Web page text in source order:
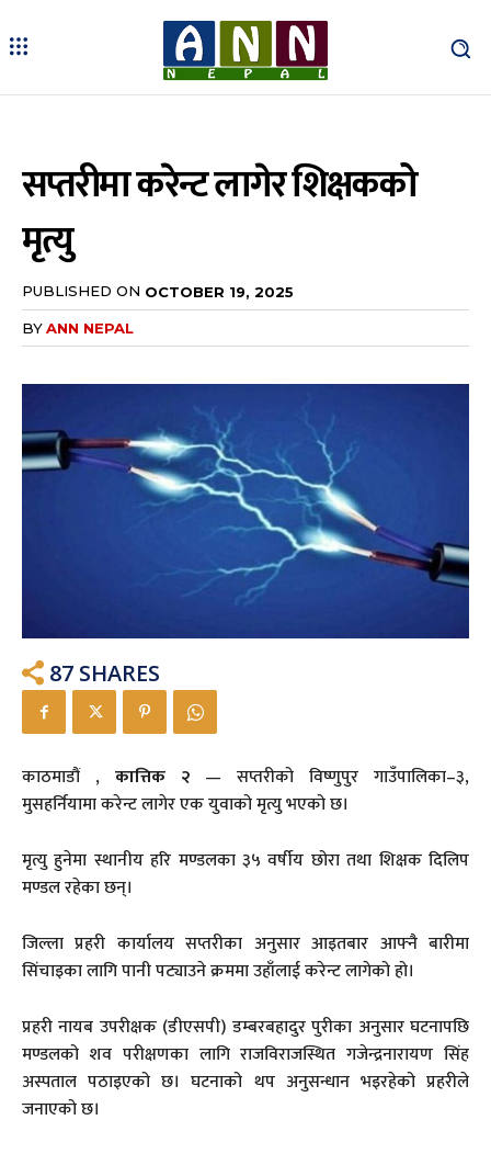
सप्तरीमा करेन्ट लागेर शिक्षकको
मृत्यु
PUBLISHED ON OCTOBER 19, 2025
BYANN NEPAL
87 SHARES
काठमाडौं , कात्तिक २ — सप्तरीको विष्णुपुर गाउँपालिका–३,
मुसहर्नियामा करेन्ट लागेर एक युवाको मृत्यु भएको छ।
मृत्यु हुनेमा स्थानीय हरि मण्डलका ३५ वर्षीय छोरा तथा शिक्षक दिलिप
मण्डल रहेका छन्।
जिल्ला प्रहरी कार्यालय सप्तरीका अनुसार आइतबार आफ्नै बारीमा
सिंचाइका लागि पानी पट्याउने क्रममा उहाँलाई करेन्ट लागेको हो।
प्रहरी नायब उपरीक्षक (डीएसपी) डम्बरबहादुर पुरीका अनुसार घटनापछि
मण्डलको शव परीक्षणका लागि राजविराजस्थित गजेन्द्रनारायण सिंह
अस्पताल पठाइएको छ। घटनाको थप अनुसन्धान भइरहेको प्रहरीले
जनाएको छ।